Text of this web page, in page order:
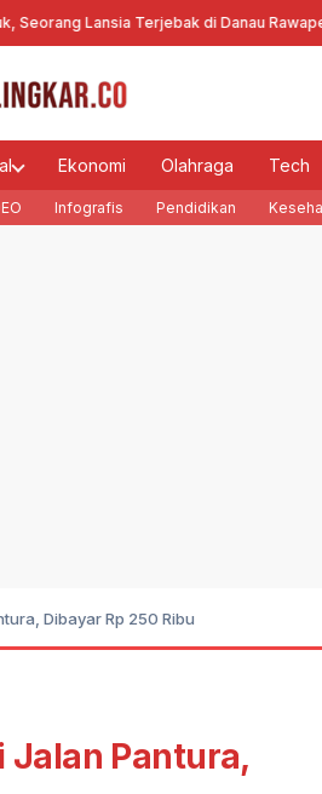
Lansia Terjebak di Danau Rawapening
Ekonomi Olahraga Tech
Infografis Pendidikan
Dibayar Rp 250 Ribu
Jalan Pantura,